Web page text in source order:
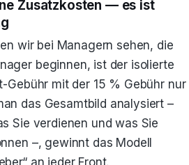
Zusatzkosten — es ist
wir bei Managern sehen, die
beginnen, ist der isolierte
Gebühr mit der 15 % Gebühr nur
das Gesamtbild analysiert –
Sie verdienen und was Sie
–, gewinnt das Modell
an jeder Front.